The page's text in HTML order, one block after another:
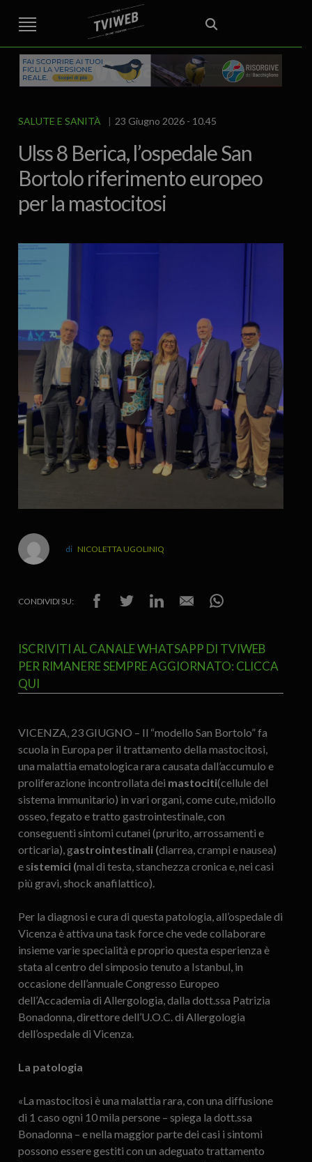
STREET TG CRONACA VENETO
VICENZA E PROVINCIA
AREA BERICA
ECONOMIA ATTUALITA’ POLITICA
EDITORIALE ITALIA E MONDO CURIOSITÀ – LIFESTYLE
CULTURA ARTE
SPORT
IL GRAFFIO FOOD & DRINK FUORIPORTA EROTICO VICENTINO
SALUTE E SANITÀ 23 Giugno 2026 - 10.45
Ulss 8 Berica, l’ospedale San
Bortolo riferimento europeo
per la mastocitosi
NICOLETTA UGOLINIQ
CONDIVIDI SU:
ISCRIVITI AL CANALE WHATSAPP DI TVIWEB
PER RIMANERE SEMPRE AGGIORNATO: CLICCA
QUI
VICENZA, 23 GIUGNO – Il “modello San Bortolo” fa
scuola in Europa per il trattamento della mastocitosi,
una malattia ematologica rara causata dall’accumulo e
proliferazione incontrollata dei mastociti(cellule del
sistema immunitario) in vari organi, come cute, midollo
osseo, fegato e tratto gastrointestinale, con
conseguenti sintomi cutanei (prurito, arrossamenti e
orticaria), gastrointestinali (diarrea, crampi e nausea)
e sistemici (mal di testa, stanchezza cronica e, nei casi
più gravi, shock anafilattico).
Per la diagnosi e cura di questa patologia, all’ospedale di
Vicenza è attiva una task force che vede collaborare
insieme varie specialità e proprio questa esperienza è
stata al centro del simposio tenuto a Istanbul, in
occasione dell’annuale Congresso Europeo
dell’Accademia di Allergologia, dalla dott.ssa Patrizia
Bonadonna, direttore dell’U.O.C. di Allergologia
dell’ospedale di Vicenza.
La patologia
«La mastocitosi è una malattia rara, con una diffusione
di 1 caso ogni 10 mila persone – spiega la dott.ssa
Bonadonna – e nella maggior parte dei casi i sintomi
possono essere gestiti con un adeguato trattamento